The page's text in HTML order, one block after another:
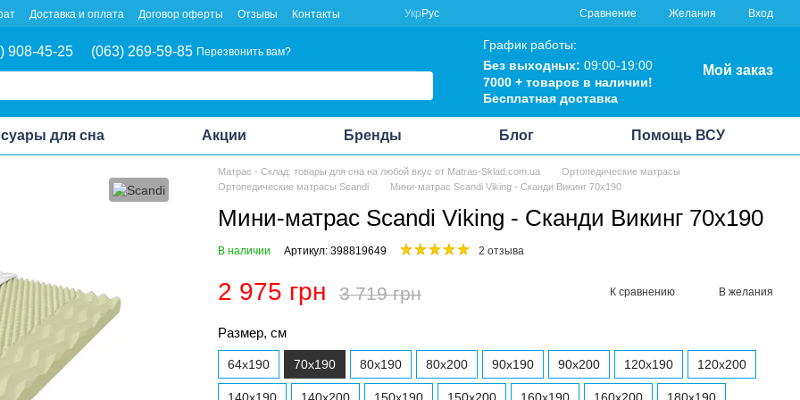
Доставка и оплата Договор оферты Отзывы Контакты Укр Рус Сравнение Желания Вход
908-45-25 (063) 269-59-85 Перезвонить вам?
График работы:
Без выходных: 09:00-19:00
7000 + товаров в наличии!
Бесплатная доставка
Мой заказ
для сна Акции Бренды Блог Помощь ВСУ
Матрас - Склад: товары для сна на любой вкус от Matras-Sklad.com.ua
Ортопедические матрасы
Ортопедические матрасы Scandi
Мини-матрас Scandi Viking - Сканди Викинг 70x190
Мини-матрас Scandi Viking - Сканди Викинг 70x190
В наличии Артикул: 398819649 2 отзыва
2 975 грн 3 719 грн К сравнению В желания
Размер, см
64x190 70x190 80x190 80x200 90x190 90x200 120x190 120x200